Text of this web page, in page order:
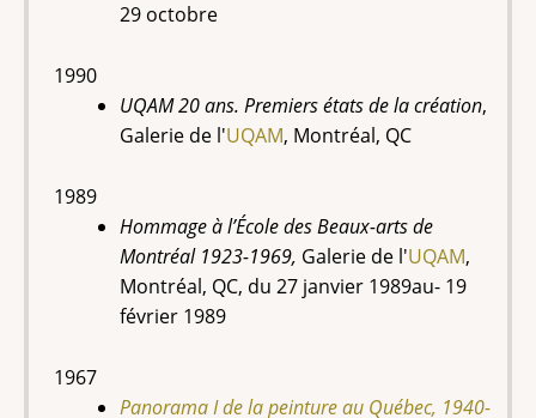
29 octobre
1990
UQAM 20 ans. Premiers états de la création,
Galerie de l'UQAM, Montréal, QC
1989
Hommage à l’École des Beaux-arts de
Montréal 1923-1969, Galerie de l'UQAM,
Montréal, QC, du 27 janvier 1989au- 19
février 1989
1967
Panorama I de la peinture au Québec, 1940-